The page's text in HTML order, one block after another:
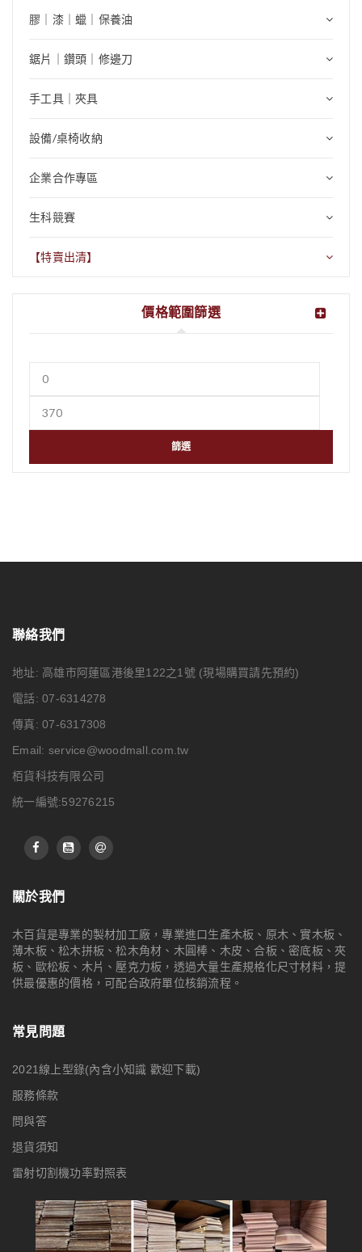
膠｜漆｜蠟｜保養油
鋸片｜鑽頭｜修邊刀
手工具｜夾具
設備/桌椅收納
企業合作專區
生科競賽
【特賣出清】
價格範圍篩選
篩選
聯絡我們
地址: 高雄市阿蓮區港後里122之1號 (現場購買請先預約)
電話: 07-6314278
傳真: 07-6317308
Email: service@woodmall.com.tw
栢貨科技有限公司
統一編號:59276215
關於我們
木百貨是專業的製材加工廠，專業進口生產木板、原木、實木板、
薄木板、松木拼板、松木角材、木圓棒、木皮、合板、密底板、夾
板、歐松板、木片、壓克力板，透過大量生產規格化尺寸材料，提
供最優惠的價格，可配合政府單位核銷流程。
常見問題
2021線上型錄(內含小知識 歡迎下載)
服務條款
問與答
退貨須知
雷射切割機功率對照表